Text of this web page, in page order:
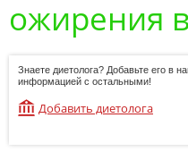
ожирения
Знаете диетолога? Добавьте его в
информацией с остальными!
Добавить диетолога